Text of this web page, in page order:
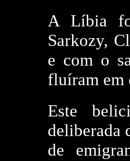
A Líbia
Sarkozy,
e com o
fluíram em
Este
deliberada
de